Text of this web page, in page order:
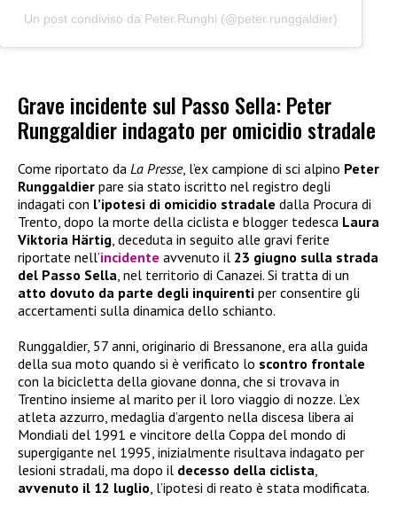
Un post condiviso da Peter.Runghi (@peter.runggaldier)
Grave incidente sul Passo Sella: Peter
Runggaldier indagato per omicidio stradale
Come riportato da La Presse, l’ex campione di sci alpino Peter
Runggaldier pare sia stato iscritto nel registro degli
indagati con l’ipotesi di omicidio stradale dalla Procura di
Trento, dopo la morte della ciclista e blogger tedesca Laura
Viktoria Härtig , deceduta in seguito alle gravi ferite
riportate nell’incidente avvenuto il 23 giugno sulla strada
del Passo Sella , nel territorio di Canazei. Si tratta di un
atto dovuto da parte degli inquirenti per consentire gli
accertamenti sulla dinamica dello schianto.
Runggaldier, 57 anni, originario di Bressanone, era alla guida
della sua moto quando si è verificato lo scontro frontale
con la bicicletta della giovane donna, che si trovava in
Trentino insieme al marito per il loro viaggio di nozze. L’ex
atleta azzurro, medaglia d’argento nella discesa libera ai
Mondiali del 1991 e vincitore della Coppa del mondo di
supergigante nel 1995, inizialmente risultava indagato per
lesioni stradali, ma dopo il decesso della ciclista
avvenuto il 12 luglio , l’ipotesi di reato è stata modificata.